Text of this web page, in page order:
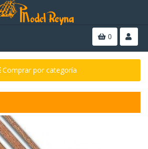
0
Comprar por categoría